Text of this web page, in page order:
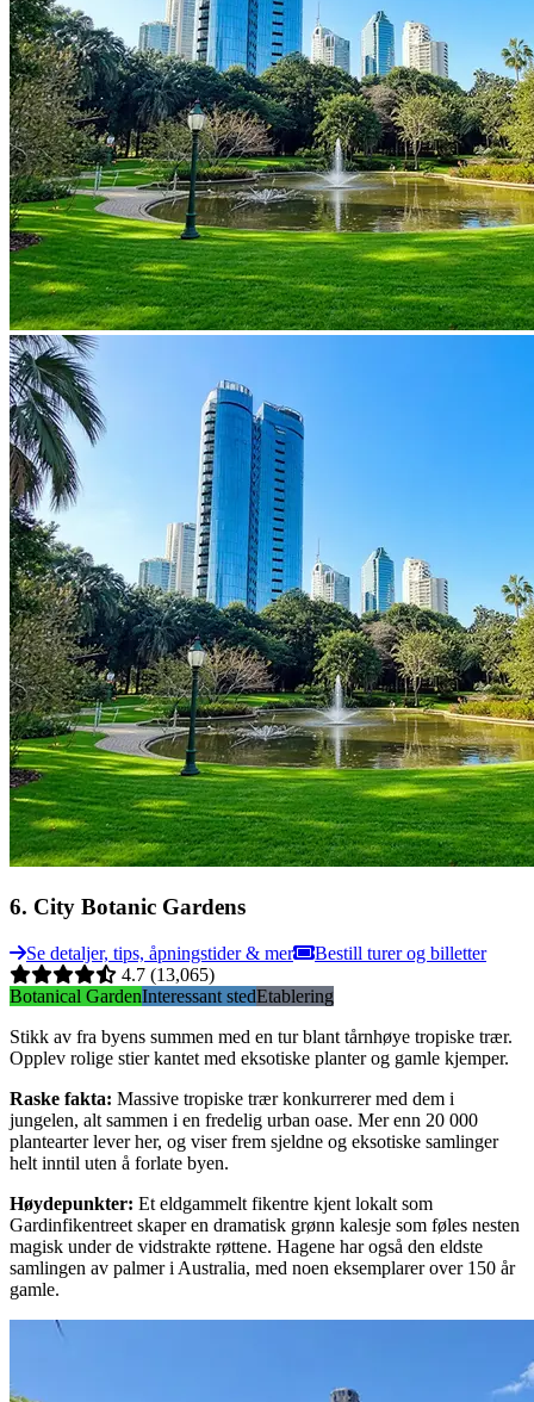
6. City Botanic Gardens
Se detaljer, tips, åpningstider & mer
Bestill turer og billetter
4.7 (13,065)
Botanical GardenInteressant stedEtablering
Stikk av fra byens summen med en tur blant tårnhøye tropiske trær.
Opplev rolige stier kantet med eksotiske planter og gamle kjemper.
Raske fakta: Massive tropiske trær konkurrerer med dem i
jungelen, alt sammen i en fredelig urban oase. Mer enn 20 000
plantearter lever her, og viser frem sjeldne og eksotiske samlinger
helt inntil uten å forlate byen.
Høydepunkter: Et eldgammelt fikentre kjent lokalt som
Gardinfikentreet skaper en dramatisk grønn kalesje som føles nesten
magisk under de vidstrakte røttene. Hagene har også den eldste
samlingen av palmer i Australia, med noen eksemplarer over 150 år
gamle.